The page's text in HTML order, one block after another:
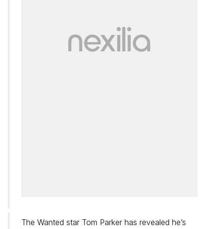
The Wanted star Tom Parker has revealed he’s